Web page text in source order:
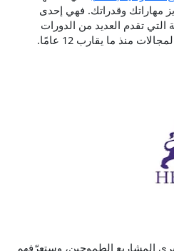
مهاراتك وقدراتك. فهي إحدى
التي تقدم العديد من الدورات
منذ ما يقارب 12 عامًا.
المشاريع الطموحين، وستعرّفهم